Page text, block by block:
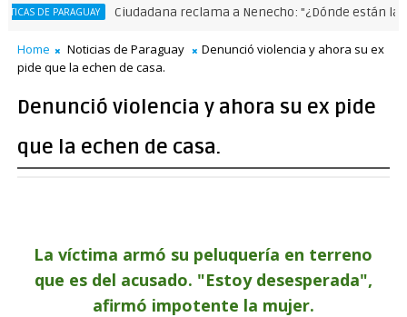
DE PARAGUAY Ciudadana reclama a Nenecho: "¿Dónde están las
Home Noticias de Paraguay
Denunció violencia y ahora su ex
pide que la echen de casa.
Denunció violencia y ahora su ex pide
que la echen de casa.
La víctima armó su peluquería en terreno
que es del acusado. "Estoy desesperada",
afirmó impotente la mujer.